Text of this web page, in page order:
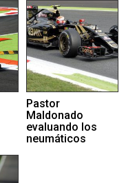
Pastor
Maldonado
evaluando los
neumáticos